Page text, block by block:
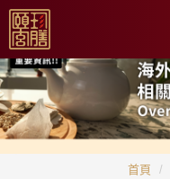
首頁